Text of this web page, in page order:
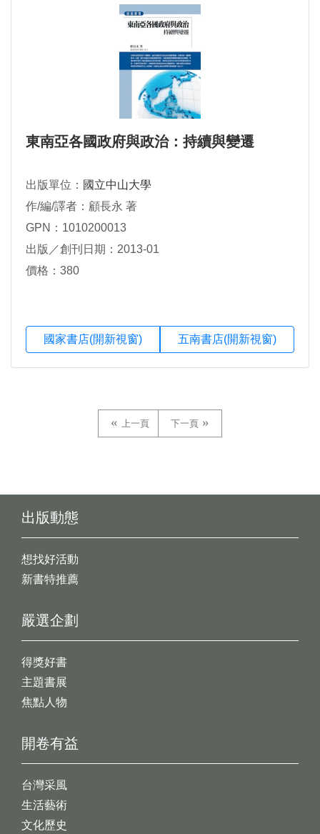
東南亞各國政府與政治：持續與變遷
出版單位： 國立中山大學
作/編/譯者：顧長永 著
GPN：1010200013
出版／創刊日期：2013-01
價格：380
國家書店(開新視窗) 五南書店(開新視窗)
上一頁 下一頁
出版動態
想找好活動
新書特推薦
開卷有益
台灣采風
生活藝術
文化歷史
嚴選企劃
得獎好書
主題書展
焦點人物